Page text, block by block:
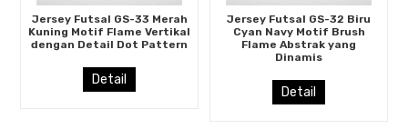
Jersey Futsal GS-33 Merah
Kuning Motif Flame Vertikal
dengan Detail Dot Pattern
Detail
Jersey Futsal GS-32 Biru
Cyan Navy Motif Brush
Flame Abstrak yang
Dinamis
Detail